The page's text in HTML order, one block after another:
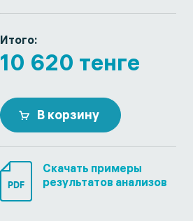
Итого:
10 620 тенге
В корзину
PDF
Скачать примеры
результатов анализов